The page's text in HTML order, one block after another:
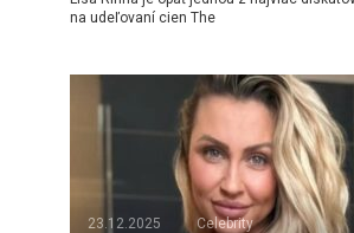
na udeľovaní cien The
23.12.2025 Celebrity